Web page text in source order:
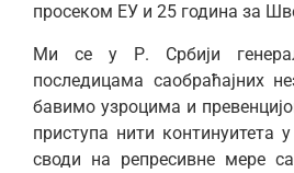
просеком ЕУ и 25 година за
Ми се у Р. Србији
последицама саобраћајних
бавимо узроцима и
приступа нити континуитета
своди на репресивне мере